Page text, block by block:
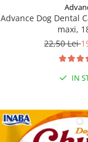
Advance Dog Dental
maxi,
22,50 Lei
IN